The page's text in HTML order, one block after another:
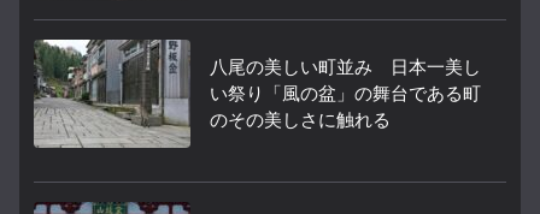
八尾の美しい町並み 日本一美し
い祭り「風の盆」の舞台である町
のその美しさに触れる